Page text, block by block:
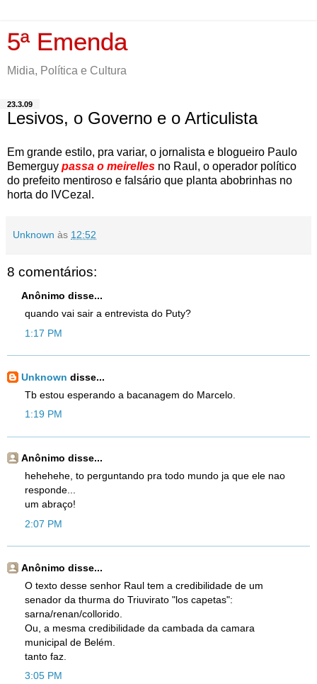
5ª Emenda
Midia, Política e Cultura
23.3.09
Lesivos, o Governo e o Articulista
Em grande estilo, pra variar, o jornalista e blogueiro Paulo
Bemerguy passa o meirelles no Raul, o operador político
do prefeito mentiroso e falsário que planta abobrinhas no
horta do IVCezal.
Unknown às 12:52
8 comentários:
Anônimo disse...
quando vai sair a entrevista do Puty?
1:17 PM
Unknown disse...
Tb estou esperando a bacanagem do Marcelo.
1:19 PM
Anônimo disse...
hehehehe, to perguntando pra todo mundo ja que ele nao
responde...
um abraço!
2:07 PM
Anônimo disse...
O texto desse senhor Raul tem a credibilidade de um
senador da thurma do Triuvirato "los capetas":
sarna/renan/collorido.
Ou, a mesma credibilidade da cambada da camara
municipal de Belém.
tanto faz.
3:05 PM